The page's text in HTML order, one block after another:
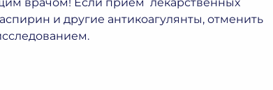
и другие антикоагулянты, отменить